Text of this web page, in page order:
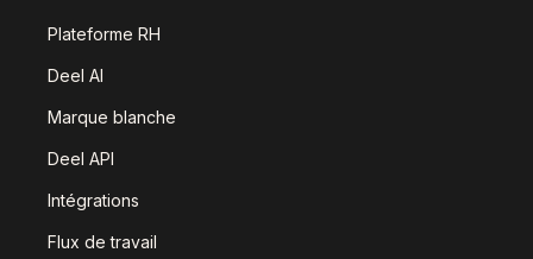
Plateforme RH
Deel AI
Marque blanche
Deel API
Intégrations
Flux de travail